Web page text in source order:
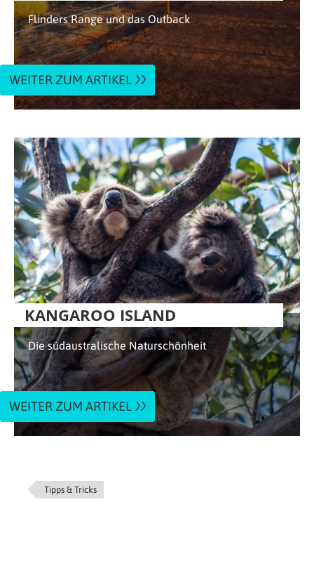
Flinders Range und das Outback
WEITER ZUM ARTIKEL
KANGAROO ISLAND
Die südaustralische Naturschönheit
WEITER ZUM ARTIKEL
Tipps & Tricks